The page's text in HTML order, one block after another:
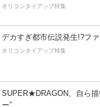
オリコンタイアップ特集
デカすぎ都市伝説発生!?フ
オリコンタイアップ特集
SUPER★DRAGON、自ら描
ー”